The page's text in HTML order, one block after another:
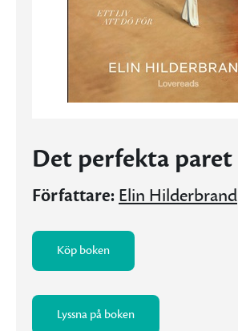
Det perfekta paret
Författare: Elin Hilderbrand
Köp boken
Lyssna på boken